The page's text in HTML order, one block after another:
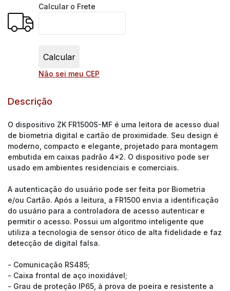
Calcular o Frete
Não sei meu CEP
Descrição
O dispositivo ZK FR1500S-MF é uma leitora de acesso dual
de biometria digital e cartão de proximidade. Seu design é
moderno, compacto e elegante, projetado para montagem
embutida em caixas padrão 4x2. O dispositivo pode ser
usado em ambientes residenciais e comerciais.
A autenticação do usuário pode ser feita por Biometria
e/ou Cartão. Após a leitura, a FR1500 envia a identificação
do usuário para a controladora de acesso autenticar e
permitir o acesso. Possui um algoritmo inteligente que
utiliza a tecnologia de sensor ótico de alta fidelidade e faz
detecção de digital falsa.
- Comunicação RS485;
- Caixa frontal de aço inoxidável;
- Grau de proteção IP65, à prova de poeira e resistente a